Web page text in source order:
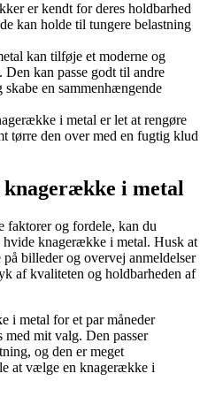
er kendt for deres holdbarhed
kan holde til tungere belastning
kan tilføje et moderne og
kan passe godt til andre
en sammenhængende
i metal er let at rengøre
tørre den over med en fugtig klud
i metal
faktorer og fordele, kan du
knagerække i metal. Husk at
billeder og overvej anmeldelser
af kvaliteten og holdbarheden af
i metal for et par måneder
med mit valg. Den passer
og den er meget
at vælge en knagerække i